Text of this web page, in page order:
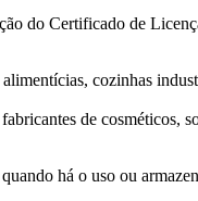
do Certificado de
cozinhas
fabricantes de cosméticos,
há o uso ou